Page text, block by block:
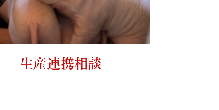
生産連携相談